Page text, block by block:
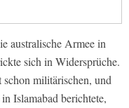
australische Armee in
sich in Widersprüche.
schon militärischen, und
Islamabad berichtete,